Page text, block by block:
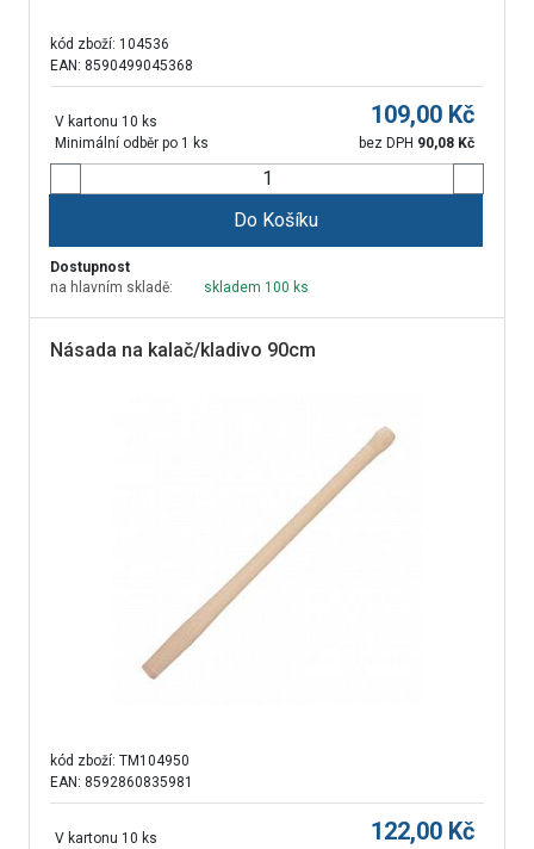
kód zboží: 104536
EAN: 8590499045368
V kartonu 10 ks
Minimální odběr po 1 ks
109,00 Kč
bez DPH 90,08 Kč
Do Košíku
Dostupnost
na hlavním skladě:
skladem 100 ks
Násada na kalač/kladivo 90cm
kód zboží: TM104950
EAN: 8592860835981
V kartonu 10 ks
122,00 Kč